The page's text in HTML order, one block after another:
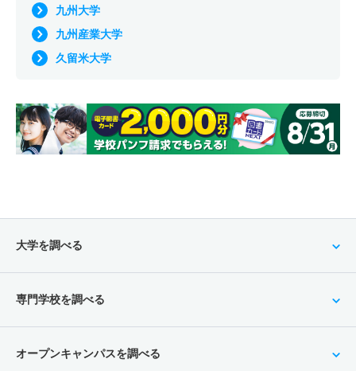
九州大学
九州産業大学
久留米大学
大学を調べる
専門学校を調べる
オープンキャンパスを調べる